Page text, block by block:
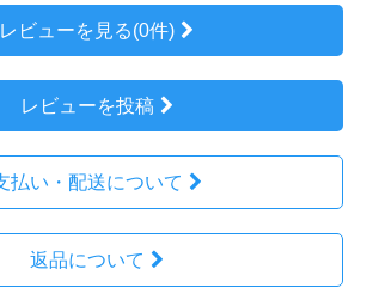
レビューを見る(0件)
レビューを投稿
払い・配送について
返品について